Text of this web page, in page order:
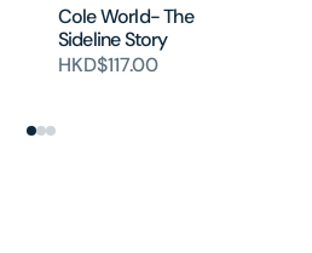
Cole World- The
Sideline Story
HKD$117.00